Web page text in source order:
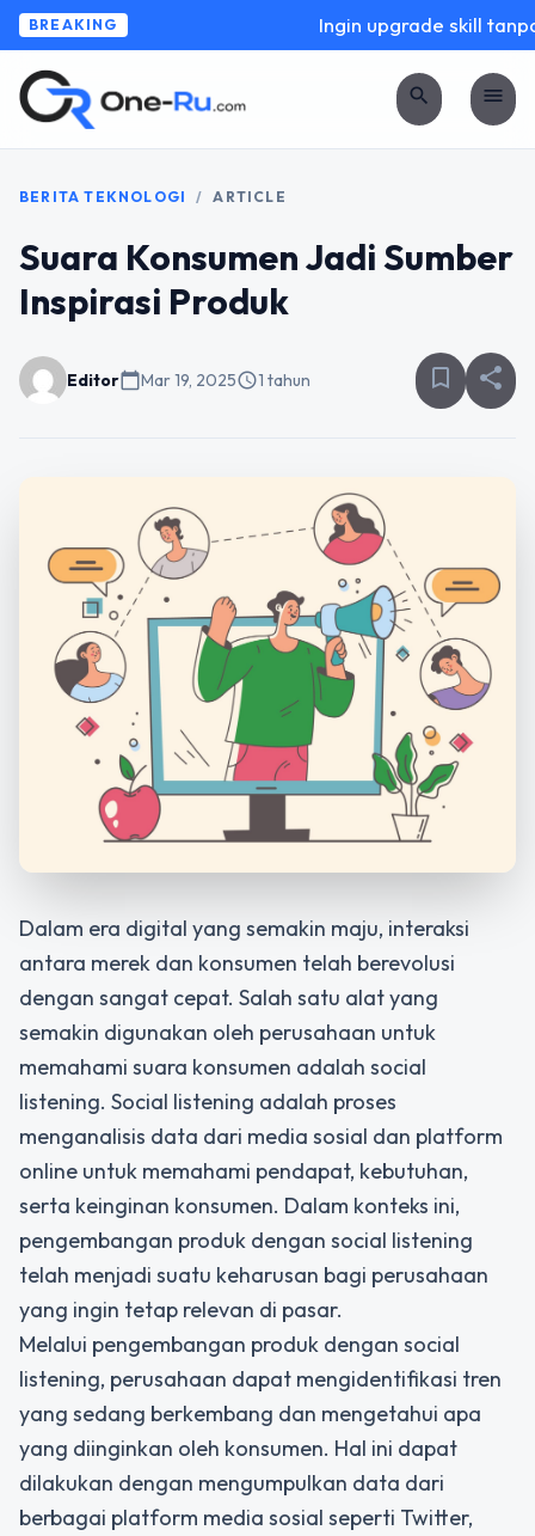
BREAKING Ingin upgrade skill
search menu
BERITA TEKNOLOGI / ARTICLE
Suara Konsumen Jadi Sumber
Inspirasi Produk
Editorcalendar_todayMar 19, 2025schedule1 tahun bookmark_border share
Dalam era digital yang semakin maju, interaksi
antara merek dan konsumen telah berevolusi
dengan sangat cepat. Salah satu alat yang
semakin digunakan oleh perusahaan untuk
memahami suara konsumen adalah social
listening. Social listening adalah proses
menganalisis data dari media sosial dan platform
online untuk memahami pendapat, kebutuhan,
serta keinginan konsumen. Dalam konteks ini,
pengembangan produk dengan social listening
telah menjadi suatu keharusan bagi perusahaan
yang ingin tetap relevan di pasar.
Melalui pengembangan produk dengan social
listening, perusahaan dapat mengidentifikasi tren
yang sedang berkembang dan mengetahui apa
yang diinginkan oleh konsumen. Hal ini dapat
dilakukan dengan mengumpulkan data dari
berbagai platform media sosial seperti Twitter,